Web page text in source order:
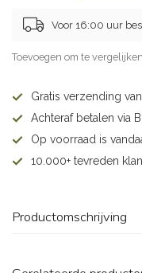
Voor 16:00 uur
Toevoegen om te vergelijken
Gratis verzending
Achteraf betalen via
Op voorraad is
10.000+ tevreden
Productomschrijving